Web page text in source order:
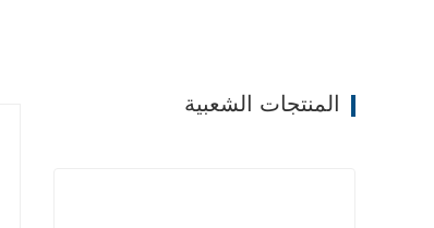
المنتجات الشعبية